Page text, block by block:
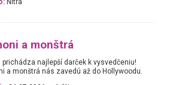
a monštrá
prichádza najlepší darček k vysvedčeniu!
a monštrá nás zavedú až do Hollywoodu.